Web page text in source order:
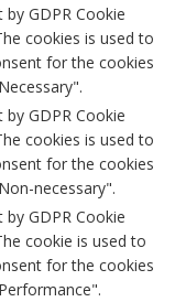
GDPR Cookie
cookies is used to
for the cookies
GDPR Cookie
cookies is used to
for the cookies
necessary".
GDPR Cookie
cookie is used to
for the cookies